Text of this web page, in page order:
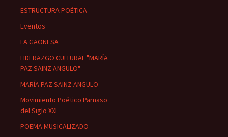
ESTRUCTURA POÉTICA
Eventos
LA GAONESA
LIDERAZGO CULTURAL "MARÍA
PAZ SAINZ ANGULO"
MARÍA PAZ SAINZ ANGULO
Movimiento Poético Parnaso
del Siglo XXI
POEMA MUSICALIZADO